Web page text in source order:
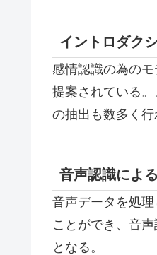
イントロダク
感情認識の為のモ
提案されている
の抽出も数多く
音声認識によ
音声データを処
ことができ、音
となる。